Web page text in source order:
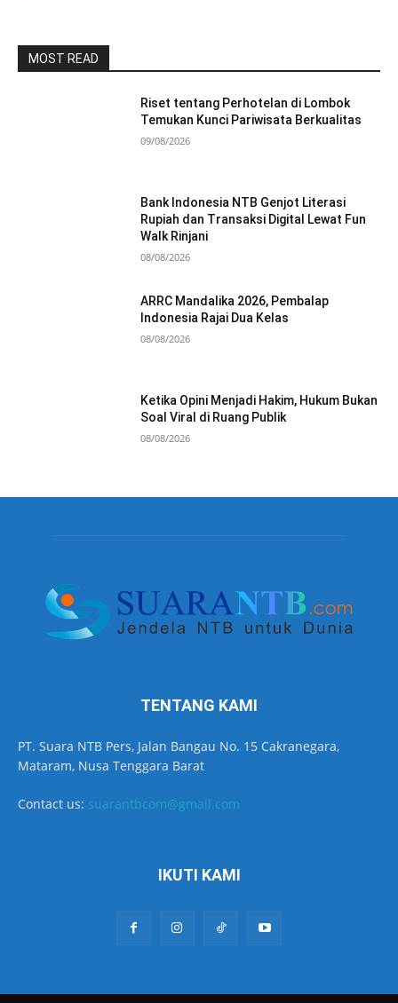
MOST READ
Riset tentang Perhotelan di Lombok
Temukan Kunci Pariwisata Berkualitas
09/08/2026
Bank Indonesia NTB Genjot Literasi
Rupiah dan Transaksi Digital Lewat Fun
Walk Rinjani
08/08/2026
ARRC Mandalika 2026, Pembalap
Indonesia Rajai Dua Kelas
08/08/2026
Ketika Opini Menjadi Hakim, Hukum Bukan
Soal Viral di Ruang Publik
08/08/2026
TENTANG KAMI
PT. Suara NTB Pers, Jalan Bangau No. 15 Cakranegara,
Mataram, Nusa Tenggara Barat
Contact us: suarantbcom@gmail.com
IKUTI KAMI